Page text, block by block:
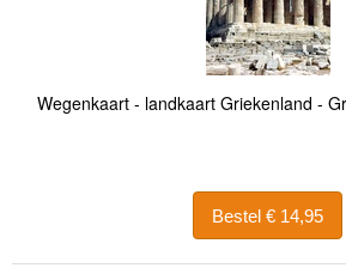
Wegenkaart - landkaart Griekenland -
Bestel € 14,95